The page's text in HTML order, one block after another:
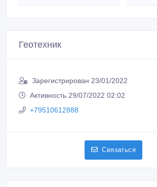
Геотехник
Зарегистрирован 23/01/2022
Активность 29/07/2022 02:02
+79510612888
Связаться